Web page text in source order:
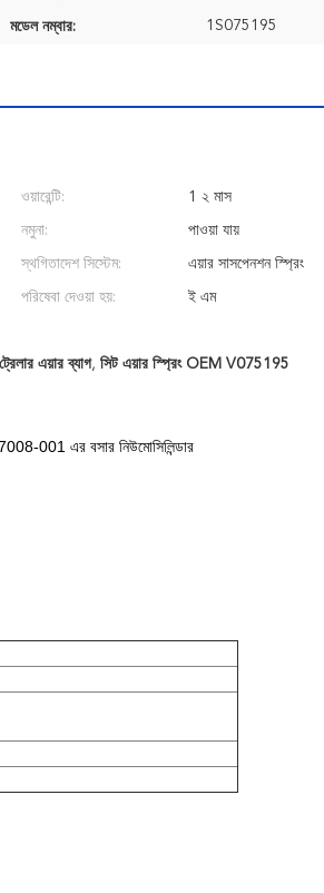
মডেল নম্বার: 1S075195
ওয়ারেন্টি: 1 ২ মাস
নমুনা: পাওয়া যায়
স্থগিতাদেশ সিস্টেম: এয়ার সাসপেনশন স্প্রিং
পরিষেবা দেওয়া হয়: ই এম
এয়ার ব্যাগ, সিট এয়ার স্প্রিং OEM V075195
001 এর বসার নিউমোসিলিন্ডার